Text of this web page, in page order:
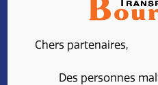
Chers partenaires,
Des personnes